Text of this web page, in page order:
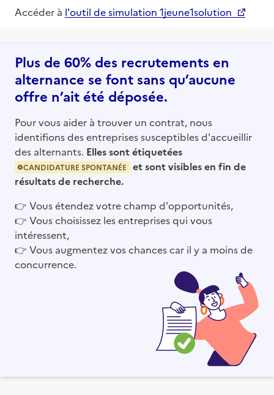
Accéder à l'outil de simulation 1jeune1solution
Plus de 60% des recrutements en
alternance se font sans qu’aucune
offre n’ait été déposée.
Pour vous aider à trouver un contrat, nous
identifions des entreprises susceptibles d'accueillir
des alternants. Elles sont étiquetées
CANDIDATURE SPONTANÉE
et sont visibles en fin de
résultats de recherche.
👉 Vous étendez votre champ d'opportunités,
👉 Vous choisissez les entreprises qui vous
intéressent,
👉 Vous augmentez vos chances car il y a moins de
concurrence.